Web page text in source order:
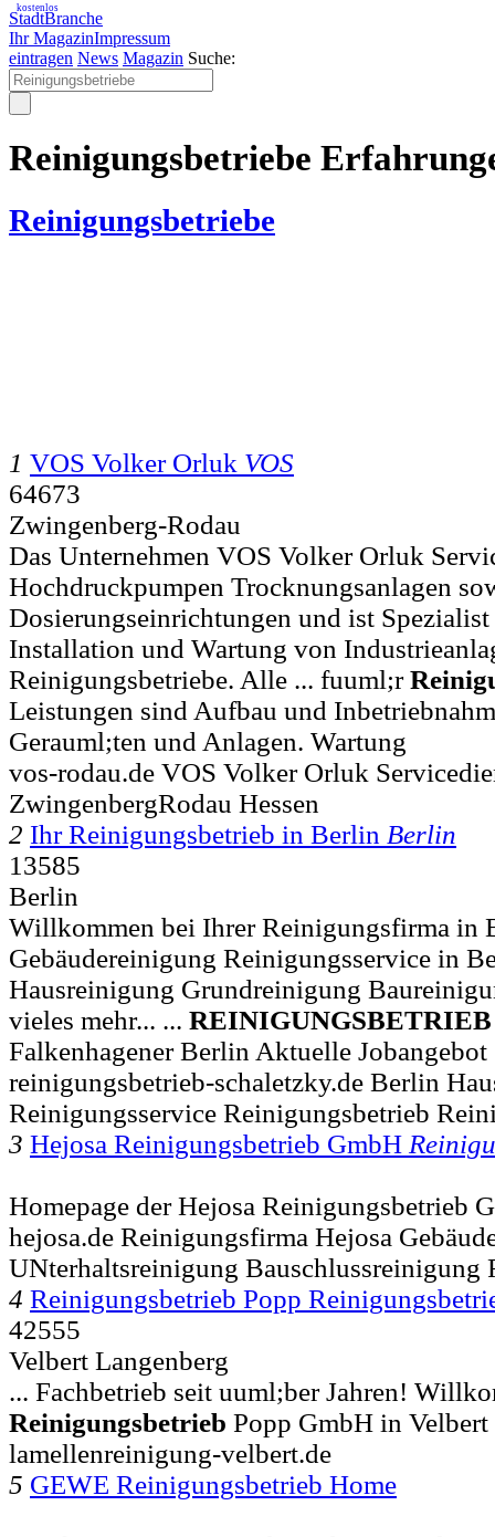
StadtBranche
Ihr MagazinImpressum
kostenlos
eintragen News Magazin Suche:
Reinigungsbetriebe
Reinigungsbetriebe
1 VOS Volker Orluk VOS
64673
Zwingenberg-Rodau
Das Unternehmen VOS Volker Orluk
Hochdruckpumpen Trocknungsanlagen
Dosierungseinrichtungen und ist
Installation und Wartung von
Reinigungsbetriebe. Alle ... fuuml;r
Leistungen sind Aufbau und
Gerauml;ten und Anlagen. Wartung
vos-rodau.de VOS Volker Orluk
ZwingenbergRodau Hessen
2 Ihr Reinigungsbetrieb in Berlin Berlin
13585
Berlin
Willkommen bei Ihrer Reinigungsfirma in
Gebäudereinigung Reinigungsservice in
Hausreinigung Grundreinigung
vieles mehr... ... REINIGUNGSBETRIEB
Falkenhagener Berlin Aktuelle Jobangebot
reinigungsbetrieb-schaletzky.de Berlin
Reinigungsservice Reinigungsbetrieb
3 Hejosa Reinigungsbetrieb GmbH
Homepage der Hejosa Reinigungsbetrieb
hejosa.de Reinigungsfirma Hejosa
UNterhaltsreinigung Bauschlussreinigung
4 Reinigungsbetrieb Popp
42555
Velbert Langenberg
... Fachbetrieb seit uuml;ber Jahren!
Reinigungsbetrieb Popp GmbH in
lamellenreinigung-velbert.de
5 GEWE Reinigungsbetrieb Home